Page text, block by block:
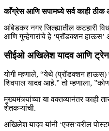
काँग्रेस आणि सपामध्ये सर्व काही ठीक
आंबेडकर नगर जिल्ह्यातील कटहारी
आणि गुन्हेगारांचे हे ‘प्रॉडक्शन हाऊस’
सीईओ अखिलेश यादव आणि
योगी म्हणाले, “येथे (प्रॉडक्शन हाऊस)
शिवपाल यादव आहे.” तो म्हणाला,
मुख्यमंत्र्यांच्या या वक्तव्यानंतर काही
शेतकऱ्यांची.
अखिलेश यादव यांनी ‘एक्स’वरील